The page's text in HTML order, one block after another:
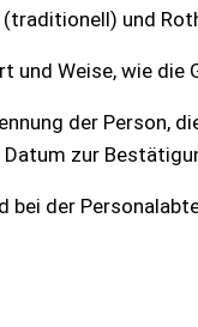
und
und Weise, wie
der Person,
zur
bei der